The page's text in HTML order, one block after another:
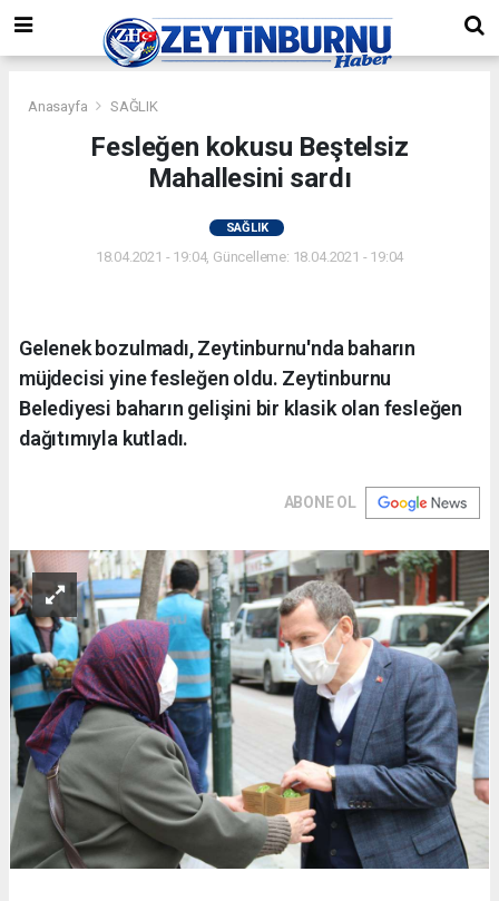
Anasayfa SAĞLIK
Fesleğen kokusu Beştelsiz
Mahallesini sardı
SAĞLIK
18.04.2021 - 19:04, Güncelleme: 18.04.2021 - 19:04
Gelenek bozulmadı, Zeytinburnu'nda baharın
müjdecisi yine fesleğen oldu. Zeytinburnu
Belediyesi baharın gelişini bir klasik olan fesleğen
dağıtımıyla kutladı.
ABONE OL